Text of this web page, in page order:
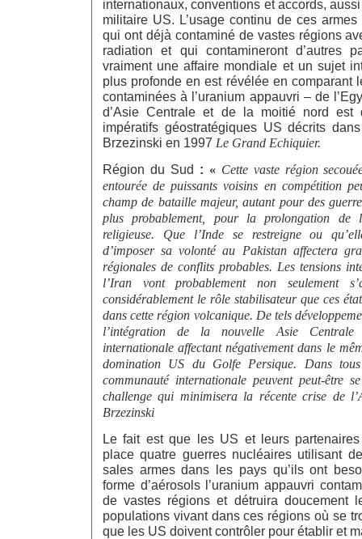
internationaux, conventions et accords,
militaire US. L’usage continu de ces
qui ont déjà contaminé de vastes régions
radiation et qui contamineront d’autres
vraiment une affaire mondiale et un sujet
plus profonde en est révélée en comparant
contaminées à l’uranium appauvri – de
d’Asie Centrale et de la moitié nord est
impératifs géostratégiques US décrits
Brzezinski en 1997 Le Grand Echiquier.
Région du Sud : «Cette vaste région
entourée de puissants voisins en compétition
champ de bataille majeur, autant pour des
plus probablement, pour la prolongation de
religieuse. Que l’Inde se restreigne ou
d’imposer sa volonté au Pakistan affectera
régionales de conflits probables. Les tensions
l’Iran vont probablement non seulement
considérablement le rôle stabilisateur que ces
dans cette région volcanique. De tels
l’intégration de la nouvelle Asie Centrale
internationale affectant négativement dans le
domination US du Golfe Persique. Dans
communauté internationale peuvent peut-être
challenge qui minimisera la récente crise de
Brzezinski
Le fait est que les US et leurs
place quatre guerres nucléaires utilisant
sales armes dans les pays qu’ils ont
forme d’aérosols l’uranium appauvri
de vastes régions et détruira doucement
populations vivant dans ces régions où se
que les US doivent contrôler pour établir et